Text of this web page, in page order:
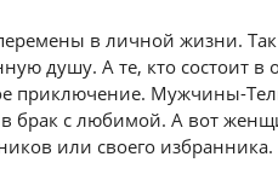
в личной жизни.
душу. А те, кто состоит в
приключение. Мужчины-
брак с любимой. А вот
или своего избранника.